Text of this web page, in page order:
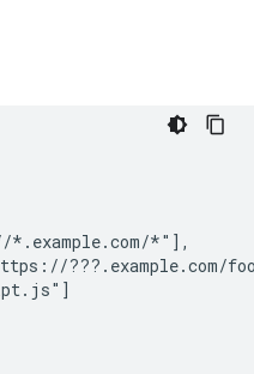
*.example.com/*"],
???.example.com/